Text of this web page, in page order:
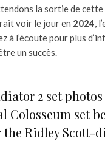
la sortie de
voir le jour en 2024,
à l’écoute pour plus
un succès.
2 set
Colosseum set
Ridley Scott-